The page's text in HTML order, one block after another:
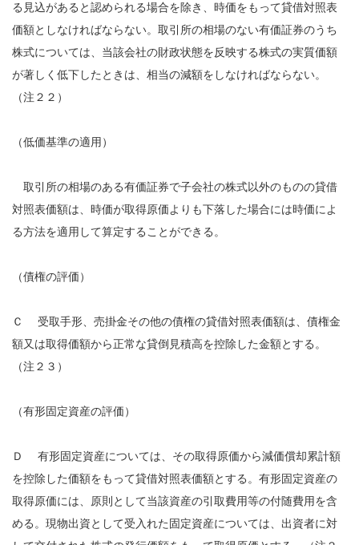
る見込があると認められる場合を除き、時価をもって貸借対照表
価額としなければならない。取引所の相場のない有価証券のうち
株式については、当該会社の財政状態を反映する株式の実質価額
が著しく低下したときは、相当の減額をしなければならない。
（注２２）
（低価基準の適用）
取引所の相場のある有価証券で子会社の株式以外のものの貸借
対照表価額は、時価が取得原価よりも下落した場合には時価によ
る方法を適用して算定することができる。
（債権の評価）
Ｃ 受取手形、売掛金その他の債権の貸借対照表価額は、債権金
額又は取得価額から正常な貸倒見積高を控除した金額とする。
（注２３）
（有形固定資産の評価）
Ｄ 有形固定資産については、その取得原価から減価償却累計額
を控除した価額をもって貸借対照表価額とする。有形固定資産の
取得原価には、原則として当該資産の引取費用等の付随費用を含
める。現物出資として受入れた固定資産については、出資者に対